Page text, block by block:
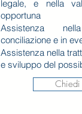
legale, e nella
opportuna
Assistenza
conciliazione e in
Assistenza nella
e sviluppo del
Chiedi